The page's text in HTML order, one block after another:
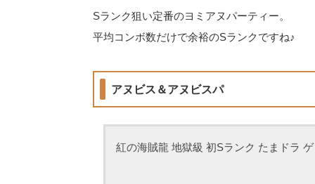
Sランク狙い定番のヨミアヌパーティー。
平均コンボ数だけで余裕のSランクですね♪
アヌビス＆アヌビスパ
紅の海賊龍 地獄級 初Sランク たまドラ ゲ